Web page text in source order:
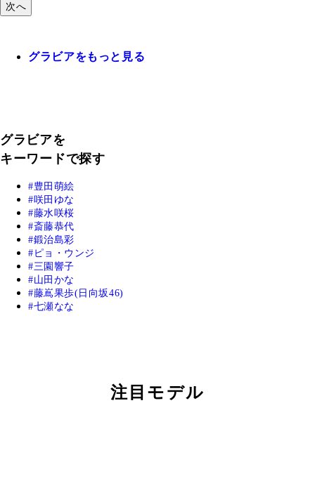
次へ
グラビアをもっと見る
グラビアを
キーワードで探す
豊田萌絵
咲田ゆな
藤水咲桜
斎藤恭代
鍛治島彩
ピョ・ウンジ
三園響子
山田かな
藤嶌果歩(日向坂46)
七瀬なな
注目モデル